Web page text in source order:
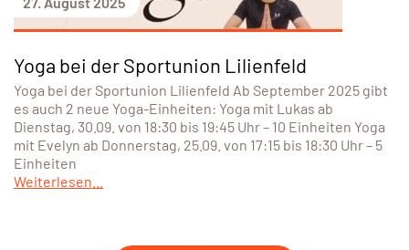
Yoga bei der Sportunion Lilienfeld
Yoga bei der Sportunion Lilienfeld Ab September 2025 gibt
es auch 2 neue Yoga-Einheiten: Yoga mit Lukas ab
Dienstag, 30.09. von 18:30 bis 19:45 Uhr – 10 Einheiten Yoga
mit Evelyn ab Donnerstag, 25.09. von 17:15 bis 18:30 Uhr – 5
Einheiten
Weiterlesen...